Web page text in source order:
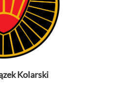
Kolarski